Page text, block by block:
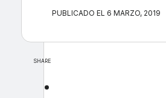
PUBLICADO EL 6 MARZO, 2019
SHARE